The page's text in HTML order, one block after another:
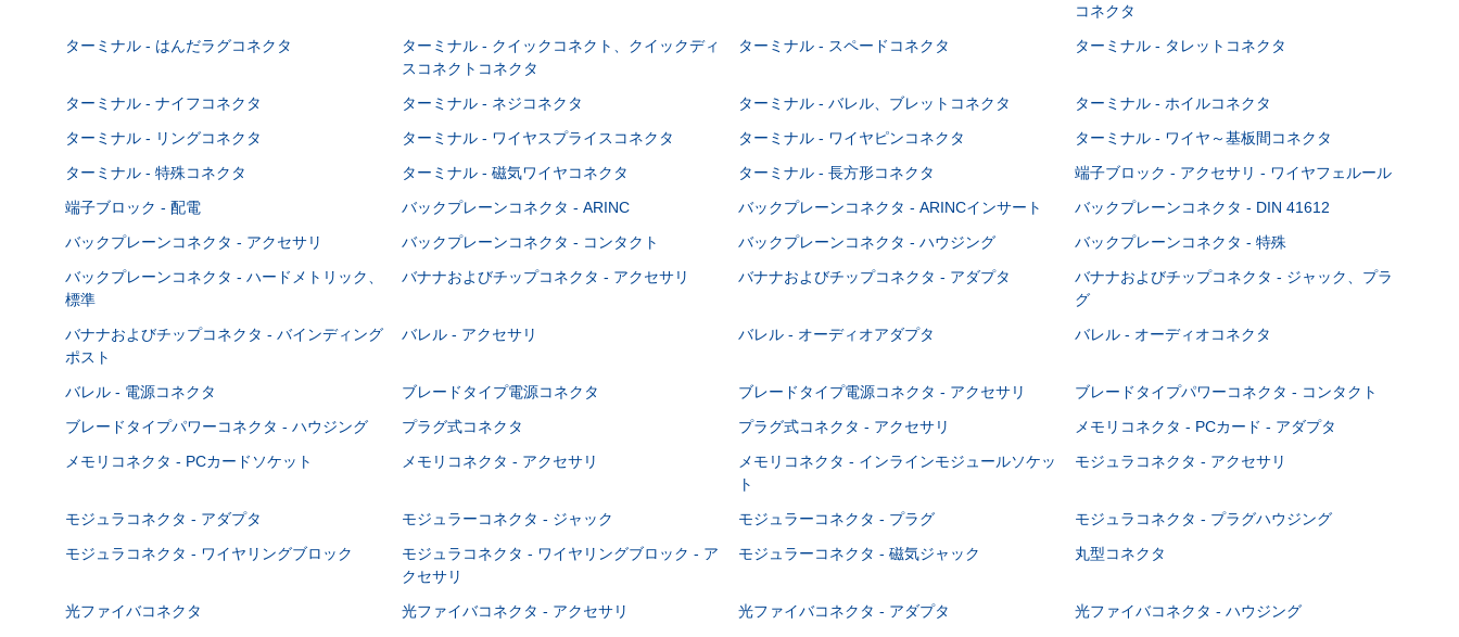
コネクタ
ターミナル - はんだラグコネクタ
ターミナル - クイックコネクト、クイックディ
スコネクトコネクタ
ターミナル - スペードコネクタ ターミナル - タレットコネクタ
ターミナル - ナイフコネクタ ターミナル - ネジコネクタ ターミナル - バレル、ブレットコネクタ
ターミナル - ホイルコネクタ
ターミナル - リングコネクタ
ターミナル - ワイヤスプライスコネクタ ターミナル - ワイヤピンコネクタ
ターミナル - ワイヤ～基板間コネクタ
ターミナル - 特殊コネクタ
ターミナル - 磁気ワイヤコネクタ ターミナル - 長方形コネクタ
端子ブロック - アクセサリ - ワイヤフェルール
端子ブロック - 配電
バックプレーンコネクタ - ARINC バックプレーンコネクタ - ARINCインサート
バックプレーンコネクタ - DIN 41612
バックプレーンコネクタ - アクセサリ
バックプレーンコネクタ - コンタクト バックプレーンコネクタ - ハウジング
バックプレーンコネクタ - 特殊
バックプレーンコネクタ - ハードメトリック、
標準
バナナおよびチップコネクタ - アクセサリ バナナおよびチップコネクタ - アダプタ
バナナおよびチップコネクタ - ジャック、プラ
グ
バナナおよびチップコネクタ - バインディング
ポスト
バレル - アクセサリ バレル - オーディオアダプタ バレル - オーディオコネクタ
バレル - 電源コネクタ ブレードタイプ電源コネクタ ブレードタイプ電源コネクタ - アクセサリ
ブレードタイプパワーコネクタ - コンタクト
ブレードタイプパワーコネクタ - ハウジング
プラグ式コネクタ プラグ式コネクタ - アクセサリ
メモリコネクタ - PCカード - アダプタ
メモリコネクタ - PCカードソケット
メモリコネクタ - アクセサリ
メモリコネクタ - インラインモジュールソケッ
ト
モジュラコネクタ - アクセサリ
モジュラコネクタ - アダプタ モジュラーコネクタ - ジャック モジュラーコネクタ - プラグ
モジュラコネクタ - プラグハウジング
モジュラコネクタ - ワイヤリングブロック
モジュラコネクタ - ワイヤリングブロック - ア
クセサリ
モジュラーコネクタ - 磁気ジャック 丸型コネクタ
光ファイバコネクタ 光ファイバコネクタ - アクセサリ 光ファイバコネクタ - アダプタ
光ファイバコネクタ - ハウジング